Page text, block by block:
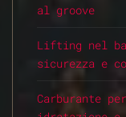
al groove
Lifting nel
sicurezza e
Carburante